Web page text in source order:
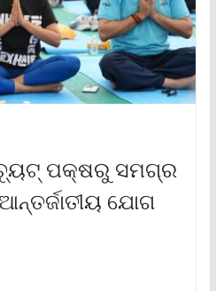
ପକ୍ଷରୁ ସମଗ୍ର
ଯୋଗ